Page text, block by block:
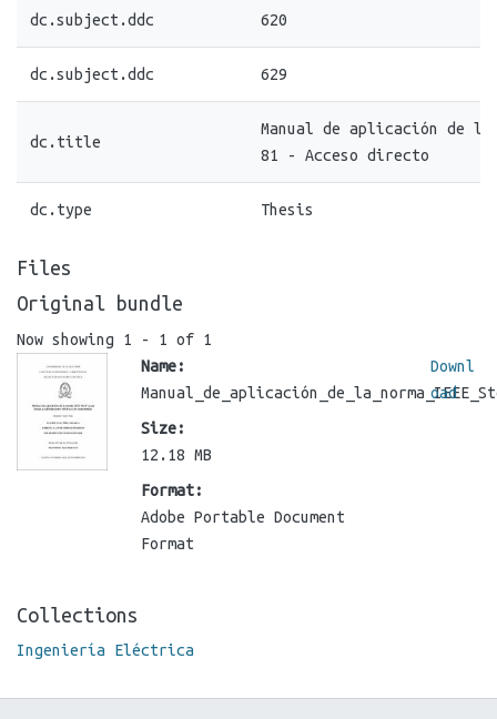
dc.subject.ddc 620
dc.subject.ddc 629
dc.title
Manual de aplicación de la
81 - Acceso directo
dc.type Thesis
Files
Original bundle
Now showing 1 - 1 of 1
Name:
Size:
12.18 MB
Format:
Adobe Portable Document
Format
Downl
oad
Collections
Ingeniería Eléctrica